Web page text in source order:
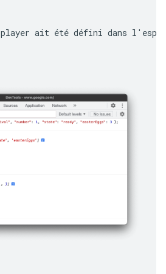
player ait été défini dans